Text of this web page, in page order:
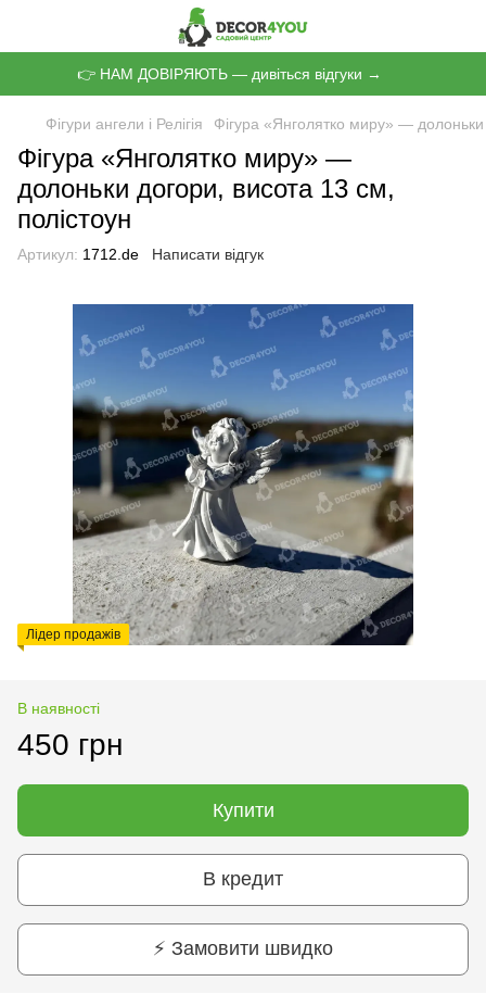
👉 НАМ ДОВІРЯЮТЬ — дивіться відгуки →
Фігури ангели і Релігія Фігура «Янголятко миру» —
Фігура «Янголятко миру» —
долоньки догори, висота 13 см,
полістоун
Артикул: 1712.de Написати відгук
Лідер продажів
В наявності
450 грн
Купити
В кредит
⚡ Замовити швидко